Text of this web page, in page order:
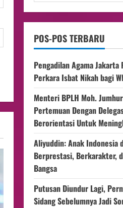
POS-POS TERBARU
Pengadilan Agama
Perkara Isbat Nikah bagi
Menteri BPLH Moh.
Pertemuan Dengan
Berorientasi Untuk
Aliyuddin: Anak Indonesia
Berprestasi, Berkarakter,
Bangsa
Putusan Diundur Lagi,
Sidang Sebelumnya Jadi